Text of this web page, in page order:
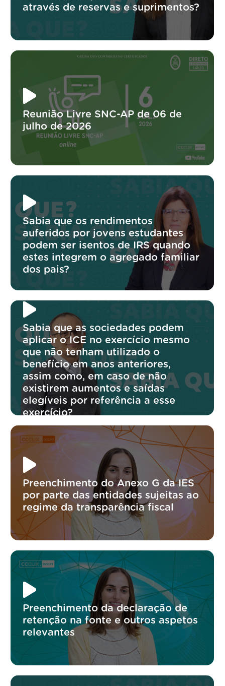
através de reservas e suprimentos?
Reunião Livre SNC-AP de 06 de
julho de 2026
Sabia que os rendimentos
auferidos por jovens estudantes
podem ser isentos de IRS quando
estes integrem o agregado familiar
dos pais?
Sabia que as sociedades podem
aplicar o ICE no exercício mesmo
que não tenham utilizado o
benefício em anos anteriores,
assim como, em caso de não
existirem aumentos e saídas
elegíveis por referência a esse
exercício?
Preenchimento do Anexo G da IES
por parte das entidades sujeitas ao
regime da transparência fiscal
Preenchimento da declaração de
retenção na fonte e outros aspetos
relevantes